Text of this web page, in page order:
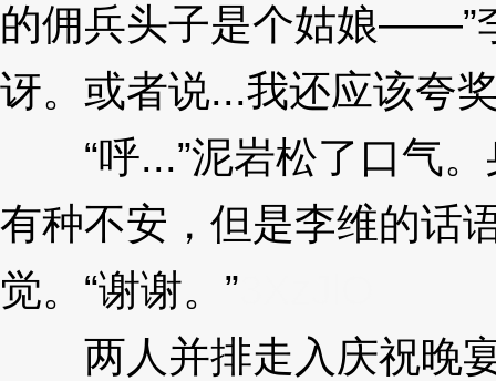
的佣兵头子是个姑娘——”
讶。或者说...我还应该夸
“呼...”泥岩松了口气。
有种不安，但是李维的话
觉。“谢谢。”
两人并排走入庆祝晚